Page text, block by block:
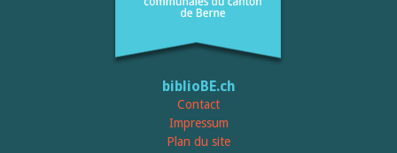
biblioBE.ch
Contact
Impressum
Plan du site